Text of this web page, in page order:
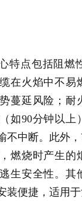
特点包括阻燃
在火焰中不易
蔓延风险；耐
如90分钟以上
不中断。此外
燃烧时产生的
生安全性。其
装便捷，适用于